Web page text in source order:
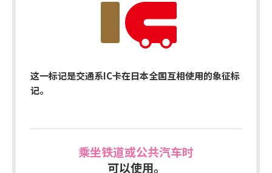
这一标记是交通系IC卡在日本全国互相使用的象征标
记。
乘坐铁道或公共汽车时
可以使用。